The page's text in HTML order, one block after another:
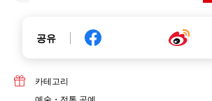
공유
카테고리